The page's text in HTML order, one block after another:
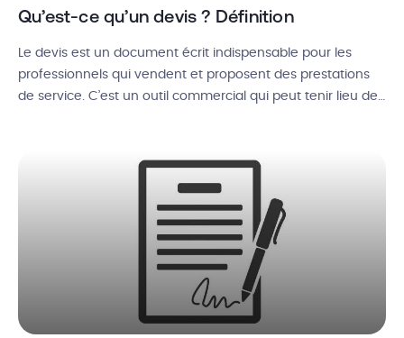
Qu’est-ce qu’un devis ? Définition
Le devis est un document écrit indispensable pour les
professionnels qui vendent et proposent des prestations
de service. C’est un outil commercial qui peut tenir lieu de
obligatoires et comment bien le rédiger ? Nous vous